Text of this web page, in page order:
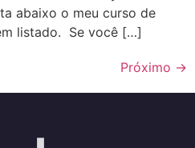
abaixo o meu curso de
listado. Se você […]
Próximo →